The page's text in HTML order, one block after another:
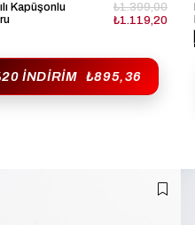
Kapüşonlu
₺1.119,20
₺1.399,00
İNDIRIM ₺895,36